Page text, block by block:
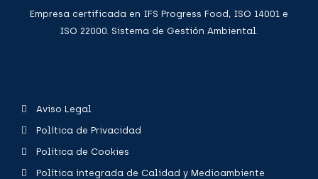
Empresa certificada en IFS Progress Food, ISO 14001 e
ISO 22000. Sistema de Gestión Ambiental.
Aviso Legal
Política de Privacidad
Política de Cookies
Política integrada de Calidad y Medioambiente